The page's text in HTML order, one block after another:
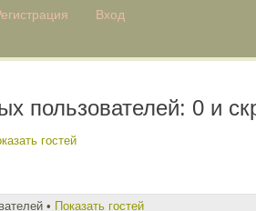
Вход
пользователей: 0 и
гостей
• Показать гостей